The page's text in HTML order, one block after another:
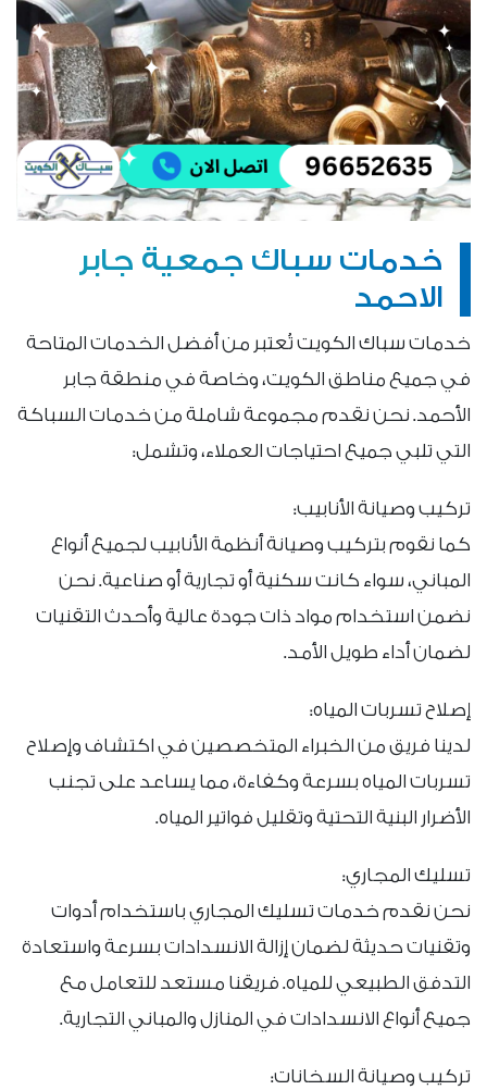
خدمات سباك جمعية جابر
الاحمد
خدمات سباك الكويت تُعتبر من أفضل الخدمات المتاحة
في جميع مناطق الكويت، وخاصة في منطقة جابر
الأحمد. نحن نقدم مجموعة شاملة من خدمات السباكة
التي تلبي جميع احتياجات العملاء، وتشمل:
تركيب وصيانة الأنابيب:
كما نقوم بتركيب وصيانة أنظمة الأنابيب لجميع أنواع
المباني، سواء كانت سكنية أو تجارية أو صناعية. نحن
نضمن استخدام مواد ذات جودة عالية وأحدث التقنيات
لضمان أداء طويل الأمد.
إصلاح تسربات المياه:
لدينا فريق من الخبراء المتخصصين في اكتشاف وإصلاح
تسربات المياه بسرعة وكفاءة، مما يساعد على تجنب
الأضرار البنية التحتية وتقليل فواتير المياه.
تسليك المجاري:
نحن نقدم خدمات تسليك المجاري باستخدام أدوات
وتقنيات حديثة لضمان إزالة الانسدادات بسرعة واستعادة
التدفق الطبيعي للمياه. فريقنا مستعد للتعامل مع
جميع أنواع الانسدادات في المنازل والمباني التجارية.
تركيب وصيانة السخانات: